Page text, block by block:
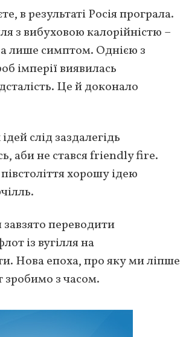
в результаті Росія програла.
з вибуховою калорійністю –
а лише симптом. Однією з
імперії виявилась
Це й доконало
слід заздалегідь
аби не стався friendly fire.
хорошу ідею
завзято переводити
із вугілля на
Нова епоха, про яку ми ліпше
зробимо з часом.